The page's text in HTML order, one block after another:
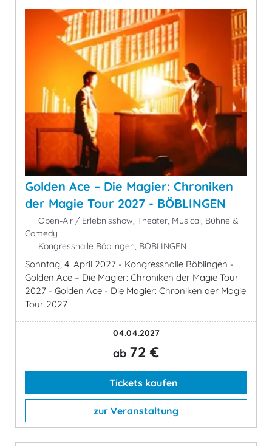
Golden Ace – Die Magier: Chroniken
der Magie Tour 2027 - BÖBLINGEN
Open-Air / Erlebnisshow, Theater, Musical, Bühne &
Comedy
Kongresshalle Böblingen, BÖBLINGEN
Sonntag, 4. April 2027 - Kongresshalle Böblingen -
Golden Ace – Die Magier: Chroniken der Magie Tour
2027 - Golden Ace - Die Magier: Chroniken der Magie
Tour 2027
04.04.2027
ab 72 €
Tickets kaufen
zur Veranstaltung